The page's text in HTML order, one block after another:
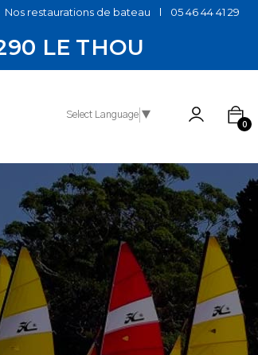
Nos restaurations de bateau 05 46 44 41 29
LE THOU
Select Language ▼
0